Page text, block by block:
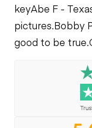
keyAbe F -
pictures.Bobby
good to be true.